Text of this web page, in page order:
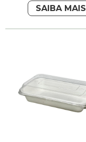
SAIBA MAIS